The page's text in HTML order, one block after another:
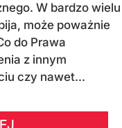
W bardzo wielu
może poważnie
do Prawa
z innym
czy nawet...